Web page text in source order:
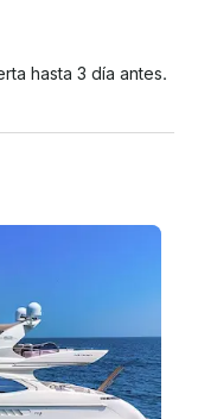
hasta 3 día antes.